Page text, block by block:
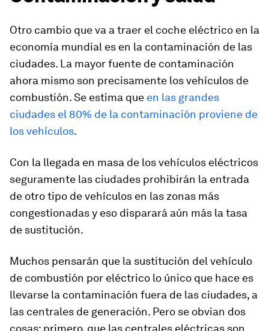
Otro cambio que va a traer el coche eléctrico en la
economía mundial es en la contaminación de las
ciudades. La mayor fuente de contaminación
ahora mismo son precisamente los vehículos de
combustión. Se estima que en las grandes
ciudades el 80% de la contaminación proviene de
los vehículos.
Con la llegada en masa de los vehículos eléctricos
seguramente las ciudades prohibirán la entrada
de otro tipo de vehículos en las zonas más
congestionadas y eso disparará aún más la tasa
de sustitución.
Muchos pensarán que la sustitución del vehículo
de combustión por eléctrico lo único que hace es
llevarse la contaminación fuera de las ciudades, a
las centrales de generación. Pero se obvian dos
cosas: primero, que las centrales eléctricas son